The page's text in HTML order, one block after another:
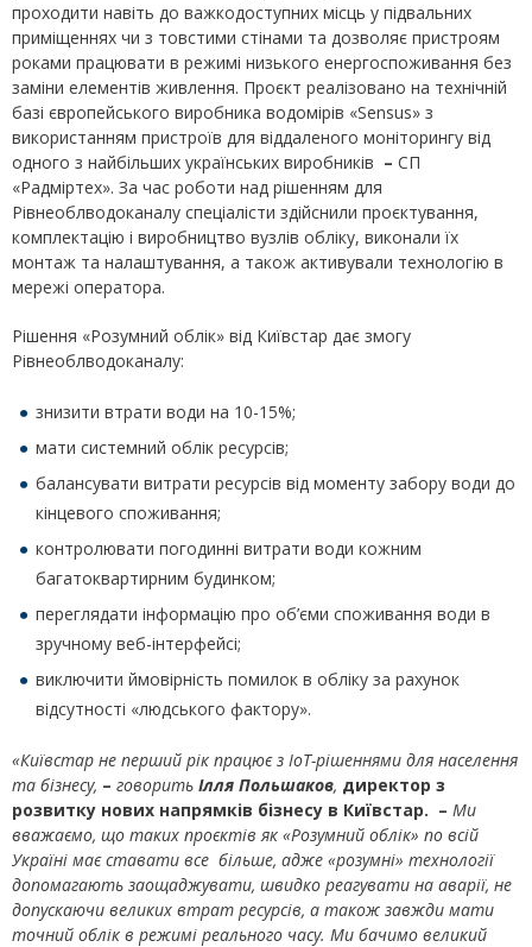
проходити навіть до важкодоступних місць у підвальних
приміщеннях чи з товстими стінами та дозволяє пристроям
роками працювати в режимі низького енергоспоживання без
заміни елементів живлення. Проєкт реалізовано на технічній
базі європейського виробника водомірів «Sensus» з
використанням пристроїв для віддаленого моніторингу від
одного з найбільших українських виробників – СП
«Радміртех». За час роботи над рішенням для
Рівнеоблводоканалу спеціалісти здійснили проєктування,
комплектацію і виробництво вузлів обліку, виконали їх
монтаж та налаштування, а також активували технологію в
мережі оператора.
Рішення «Розумний облік» від Київстар дає змогу
Рівнеоблводоканалу:
знизити втрати води на 10-15%;
мати системний облік ресурсів;
балансувати витрати ресурсів від моменту забору води до
кінцевого споживання;
контролювати погодинні витрати води кожним
багатоквартирним будинком;
переглядати інформацію про об’єми споживання води в
зручному веб-інтерфейсі;
виключити ймовірність помилок в обліку за рахунок
відсутності «людського фактору».
«Київстар не перший рік працює з IoT-рішеннями для населення
та бізнесу, – говорить Ілля Польшаков, директор з
розвитку нових напрямків бізнесу в Київстар. – Ми
вважаємо, що таких проєктів як «Розумний облік» по всій
Україні має ставати все більше, адже «розумні» технології
допомагають заощаджувати, швидко реагувати на аварії, не
допускаючи великих втрат ресурсів, а також завжди мати
точний облік в режимі реального часу. Ми бачимо великий